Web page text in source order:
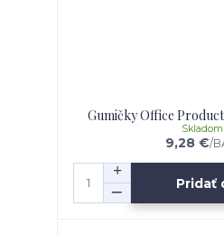
Gumičky Office
9,28 €/
Skladom
Pridať